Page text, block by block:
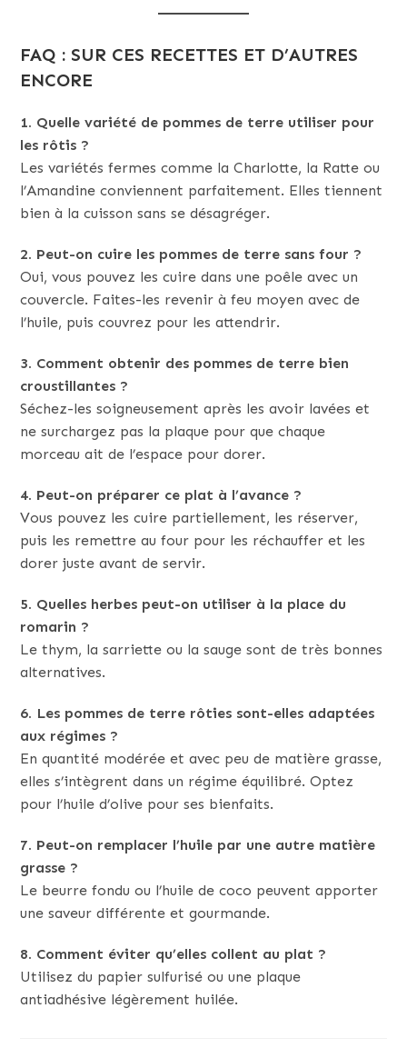
FAQ : SUR CES RECETTES ET D’AUTRES
ENCORE
1. Quelle variété de pommes de terre utiliser pour
les rôtis ?
Les variétés fermes comme la Charlotte, la Ratte ou
l’Amandine conviennent parfaitement. Elles tiennent
bien à la cuisson sans se désagréger.
2. Peut-on cuire les pommes de terre sans four ?
Oui, vous pouvez les cuire dans une poêle avec un
couvercle. Faites-les revenir à feu moyen avec de
l’huile, puis couvrez pour les attendrir.
3. Comment obtenir des pommes de terre bien
croustillantes ?
Séchez-les soigneusement après les avoir lavées et
ne surchargez pas la plaque pour que chaque
morceau ait de l’espace pour dorer.
4. Peut-on préparer ce plat à l’avance ?
Vous pouvez les cuire partiellement, les réserver,
puis les remettre au four pour les réchauffer et les
dorer juste avant de servir.
5. Quelles herbes peut-on utiliser à la place du
romarin ?
Le thym, la sarriette ou la sauge sont de très bonnes
alternatives.
6. Les pommes de terre rôties sont-elles adaptées
aux régimes ?
En quantité modérée et avec peu de matière grasse,
elles s’intègrent dans un régime équilibré. Optez
pour l’huile d’olive pour ses bienfaits.
7. Peut-on remplacer l’huile par une autre matière
grasse ?
Le beurre fondu ou l’huile de coco peuvent apporter
une saveur différente et gourmande.
8. Comment éviter qu’elles collent au plat ?
Utilisez du papier sulfurisé ou une plaque
antiadhésive légèrement huilée.